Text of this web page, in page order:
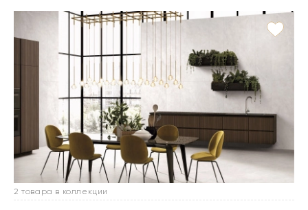
2 товара в коллекции